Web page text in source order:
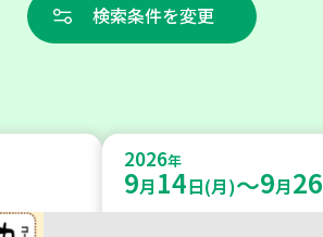
検索条件を変更
2026年
9月 14日(月)～9月26